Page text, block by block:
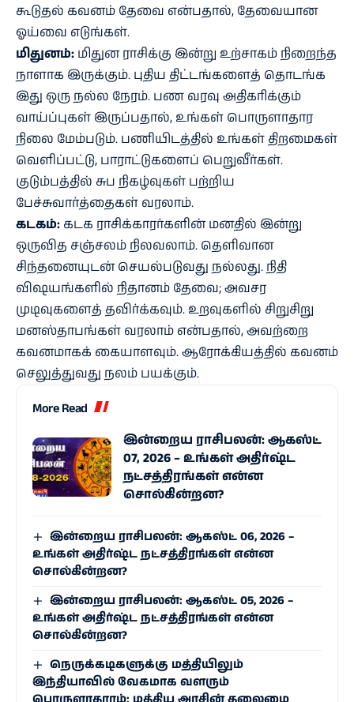
கூடுதல் கவனம் தேவை என்பதால், தேவையான
ஓய்வை எடுங்கள்.
மிதுனம்: மிதுன ராசிக்கு இன்று உற்சாகம் நிறைந்த
நாளாக இருக்கும். புதிய திட்டங்களைத் தொடங்க
இது ஒரு நல்ல நேரம். பண வரவு அதிகரிக்கும்
வாய்ப்புகள் இருப்பதால், உங்கள் பொருளாதார
நிலை மேம்படும். பணியிடத்தில் உங்கள் திறமைகள்
வெளிப்பட்டு, பாராட்டுகளைப் பெறுவீர்கள்.
குடும்பத்தில் சுப நிகழ்வுகள் பற்றிய
பேச்சுவார்த்தைகள் வரலாம்.
கடகம்: கடக ராசிக்காரர்களின் மனதில் இன்று
ஒருவித சஞ்சலம் நிலவலாம். தெளிவான
சிந்தனையுடன் செயல்படுவது நல்லது. நிதி
விஷயங்களில் நிதானம் தேவை; அவசர
முடிவுகளைத் தவிர்க்கவும். உறவுகளில் சிறுசிறு
மனஸ்தாபங்கள் வரலாம் என்பதால், அவற்றை
கவனமாகக் கையாளவும். ஆரோக்கியத்தில் கவனம்
செலுத்துவது நலம் பயக்கும்.
More Read
இன்றைய ராசிபலன்: ஆகஸ்ட்
07, 2026 – உங்கள் அதிர்ஷ்ட
நட்சத்திரங்கள் என்ன
சொல்கின்றன?
இன்றைய ராசிபலன்: ஆகஸ்ட் 06, 2026 –
உங்கள் அதிர்ஷ்ட நட்சத்திரங்கள் என்ன
சொல்கின்றன?
இன்றைய ராசிபலன்: ஆகஸ்ட் 05, 2026 –
உங்கள் அதிர்ஷ்ட நட்சத்திரங்கள் என்ன
சொல்கின்றன?
நெருக்கடிகளுக்கு மத்தியிலும்
இந்தியாவில் வேகமாக வளரும்